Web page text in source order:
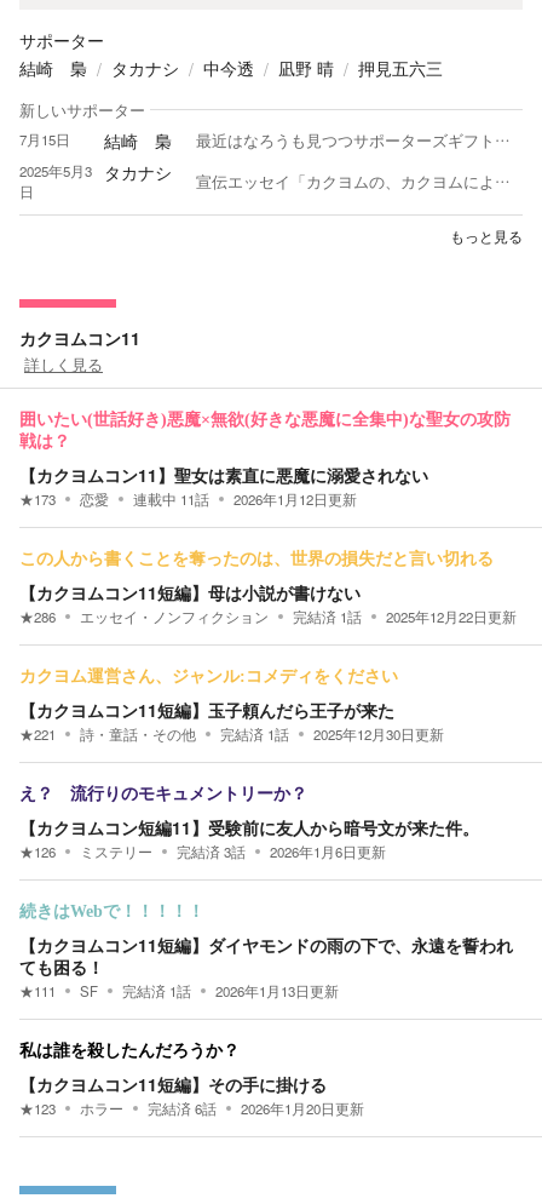
サポーター
結崎 梟
タカナシ 中今透 凪野 晴 押見五六三
新しいサポーター
7月15日 結崎 梟 最近はなろうも見つつサポーターズギフトやPV数による作者様への還元を意識してカクヨムに比重を移してます。読みたい作品が多くて時間が足りない嬉しい悲鳴は変わらず。 書籍は紙派。
2025年5月3
日
タカナシ 宣伝エッセイ「カクヨムの、カクヨムによる、カクヨムのためのカクヨムオンリーを作りたい！ カクヨムコン8」にて皆様の作品を宣伝中です。 お気軽にコメントください！ 千葉県在住の介護士。 現代ファンタジーものとミステリー好き ジョジョは至高！！
もっと見る
カクヨムコン11
詳しく見る
囲いたい(世話好き)悪魔×無欲(好きな悪魔に全集中)な聖女の攻防
戦は？
【カクヨムコン11】聖女は素直に悪魔に溺愛されない
★173 恋愛 連載中 11話 2026年1月12日更新
この人から書くことを奪ったのは、世界の損失だと言い切れる
【カクヨムコン11短編】母は小説が書けない
★286 エッセイ・ノンフィクション 完結済 1話 2025年12月22日更新
カクヨム運営さん、ジャンル:コメディをください
【カクヨムコン11短編】玉子頼んだら王子が来た
★221 詩・童話・その他 完結済 1話 2025年12月30日更新
え？ 流行りのモキュメントリーか？
【カクヨムコン短編11】受験前に友人から暗号文が来た件。
★126 ミステリー 完結済3話 2026年1月6日更新
続きはWebで！！！！！
【カクヨムコン11短編】ダイヤモンドの雨の下で、永遠を誓われ
ても困る！
★111 SF 完結済 1話 2026年1月13日更新
私は誰を殺したんだろうか？
【カクヨムコン11短編】その手に掛ける
★123 ホラー 完結済6話 2026年1月20日更新